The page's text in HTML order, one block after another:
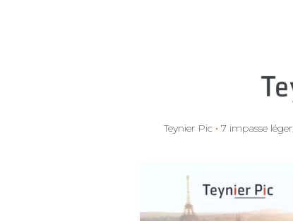
portée de l’arrêt
Les juridictions nationales
l’arrêt Achmea (CJUE,
Voir l'article